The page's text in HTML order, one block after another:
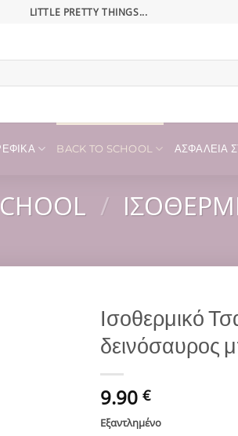
LITTLE PRETTY THINGS...
BACK TO SCHOOL ΑΣΦΆΛΕΙΑ
/
Ισοθερμικό
δεινόσαυρος
9.90 €
Εξαντλημένο